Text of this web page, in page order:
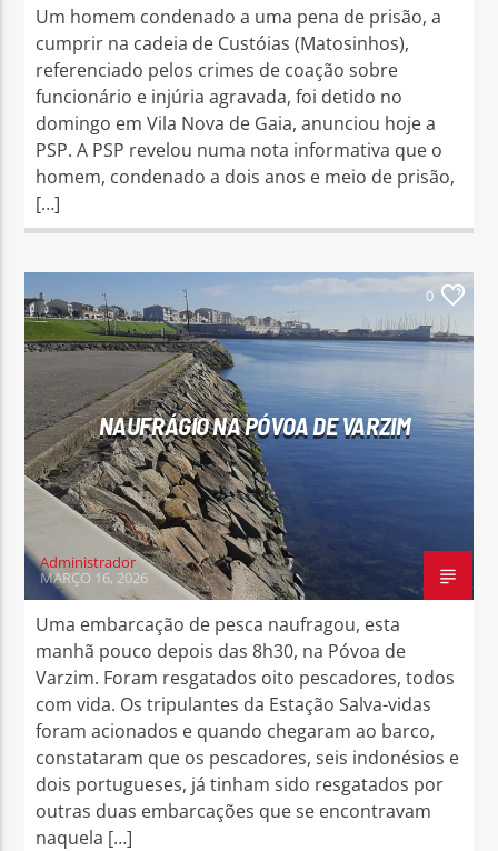
Um homem condenado a uma pena de prisão, a
cumprir na cadeia de Custóias (Matosinhos),
referenciado pelos crimes de coação sobre
funcionário e injúria agravada, foi detido no
domingo em Vila Nova de Gaia, anunciou hoje a
PSP. A PSP revelou numa nota informativa que o
homem, condenado a dois anos e meio de prisão,
[…]
0
NAUFRÁGIO NA PÓVOA DE VARZIM
Administrador
MARÇO 16, 2026
Uma embarcação de pesca naufragou, esta
manhã pouco depois das 8h30, na Póvoa de
Varzim. Foram resgatados oito pescadores, todos
com vida. Os tripulantes da Estação Salva-vidas
foram acionados e quando chegaram ao barco,
constataram que os pescadores, seis indonésios e
dois portugueses, já tinham sido resgatados por
outras duas embarcações que se encontravam
naquela […]